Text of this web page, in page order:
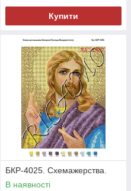
Купити
БКР-4025. Схемажерства.
В наявності